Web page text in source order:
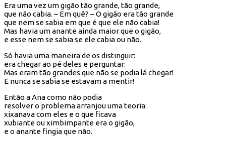
Era uma vez um gigão tão grande, tão grande,
que não cabia. – Em quê? – O gigão era tão grande
que nem se sabia em que é que ele não cabia!
Mas havia um anante ainda maior que o gigão,
e esse nem se sabia se ele cabia ou não.
Só havia uma maneira de os distinguir:
era chegar ao pé deles e perguntar:
Mas eram tão grandes que não se podia lá chegar!
E nunca se sabia se estavam a mentir!
Então a Ana como não podia
resolver o problema arranjou uma teoria:
xixanava com eles e o que ficava
xubiante ou ximbimpante era o gigão,
e o anante fingia que não.